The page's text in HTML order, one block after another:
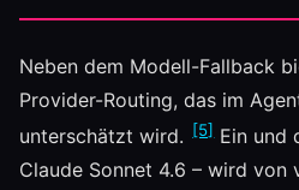
Neben dem Modell-Fallback
Provider-Routing, das im
unterschätzt wird.
[5] Ein und
Claude Sonnet 4.6 – wird von